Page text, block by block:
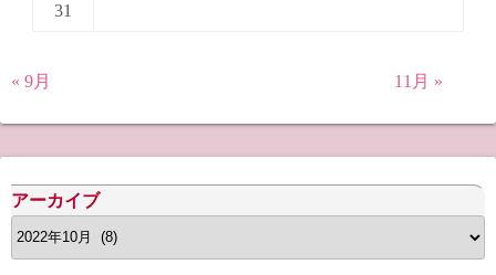
31
« 9月 11月 »
アーカイブ
ア
ー